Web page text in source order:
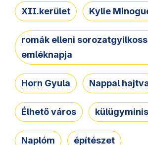
XII.kerület Kylie
romák elleni
emléknapja
Horn Gyula Nappal
Élhető város
Naplóm építészet